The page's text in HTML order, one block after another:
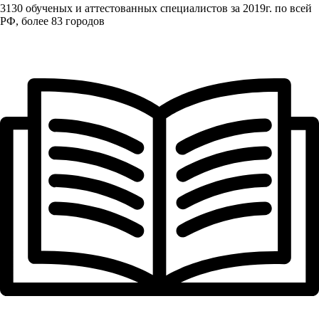
3130 обученых и аттестованных специалистов за 2019г. по всей
РФ, более 83 городов